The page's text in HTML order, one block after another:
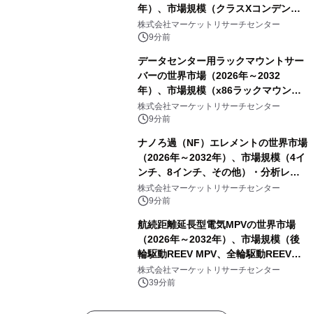
年）、市場規模（クラスXコンデン
サ、クラスYコンデンサ）・分析レポ
ートを発表
株式会社マーケットリサーチセンター
9分前
データセンター用ラックマウントサー
バーの世界市場（2026年～2032
年）、市場規模（x86ラックマウン
ト、非x86ラックマウント）・分析レ
ポートを発表
株式会社マーケットリサーチセンター
9分前
ナノろ過（NF）エレメントの世界市場
（2026年～2032年）、市場規模（4イ
ンチ、8インチ、その他）・分析レポ
ートを発表
株式会社マーケットリサーチセンター
9分前
航続距離延長型電気MPVの世界市場
（2026年～2032年）、市場規模（後
輪駆動REEV MPV、全輪駆動REEV
MPV）・分析レポートを発表
株式会社マーケットリサーチセンター
39分前